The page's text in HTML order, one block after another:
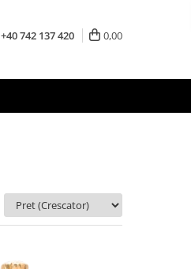
+40 742 137 420 0,00